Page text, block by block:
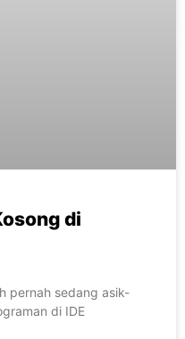
di
pernah sedang asik-
di IDE